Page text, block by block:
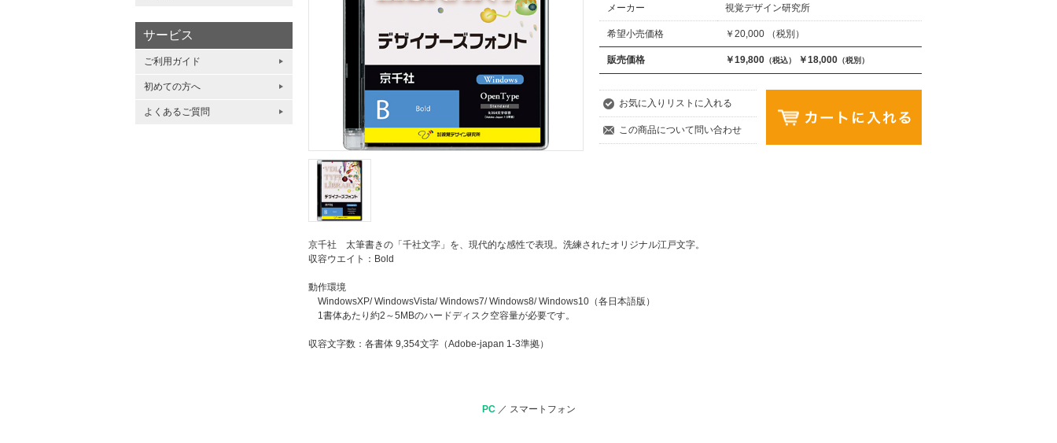
メーカー 視覚デザイン研究所
希望小売価格 ￥20,000 （税別）
販売価格 ￥19,800 （税込） ￥18,000 （税別）
お気に入りリストに入れる
この商品について問い合わせ
京千社 太筆書きの「千社文字」を、現代的な感性で表現。洗練されたオリジナル江戸文字。
収容ウエイト：Bold
動作環境
WindowsXP/ WindowsVista/ Windows7/ Windows8/ Windows10（各日本語版）
1書体あたり約2～5MBのハードディスク空容量が必要です。
収容文字数：各書体 9,354文字（Adobe-japan 1-3準拠）
サービス
ご利用ガイド
初めての方へ
よくあるご質問
PC／ スマートフォン